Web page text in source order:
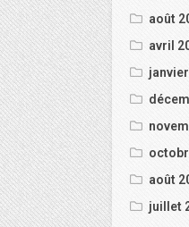
août
avril
août
juillet